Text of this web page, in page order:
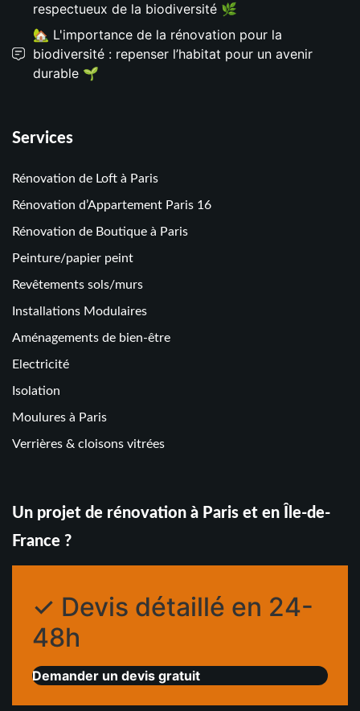
respectueux de la biodiversité 🌿
🏡 L'importance de la rénovation pour la
biodiversité : repenser l’habitat pour un avenir
durable 🌱
Services
Rénovation de Loft à Paris
Rénovation d’Appartement Paris 16
Rénovation de Boutique à Paris
Peinture/papier peint
Revêtements sols/murs
Installations Modulaires
Aménagements de bien-être
Electricité
Isolation
Moulures à Paris
Verrières & cloisons vitrées
Un projet de rénovation à Paris et en Île-de-
France ?
✓ Devis détaillé en 24-
48h
Demander un devis gratuit